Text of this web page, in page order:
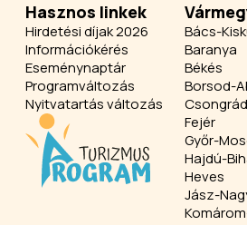
Hasznos linkek
Hirdetési díjak 2026
Információkérés
Eseménynaptár
Programváltozás
Nyitvatartás változás
Bács-
Baranya
Békés
Borsod-
Fejér
Győr-
Hajdú-
Heves
Jász-